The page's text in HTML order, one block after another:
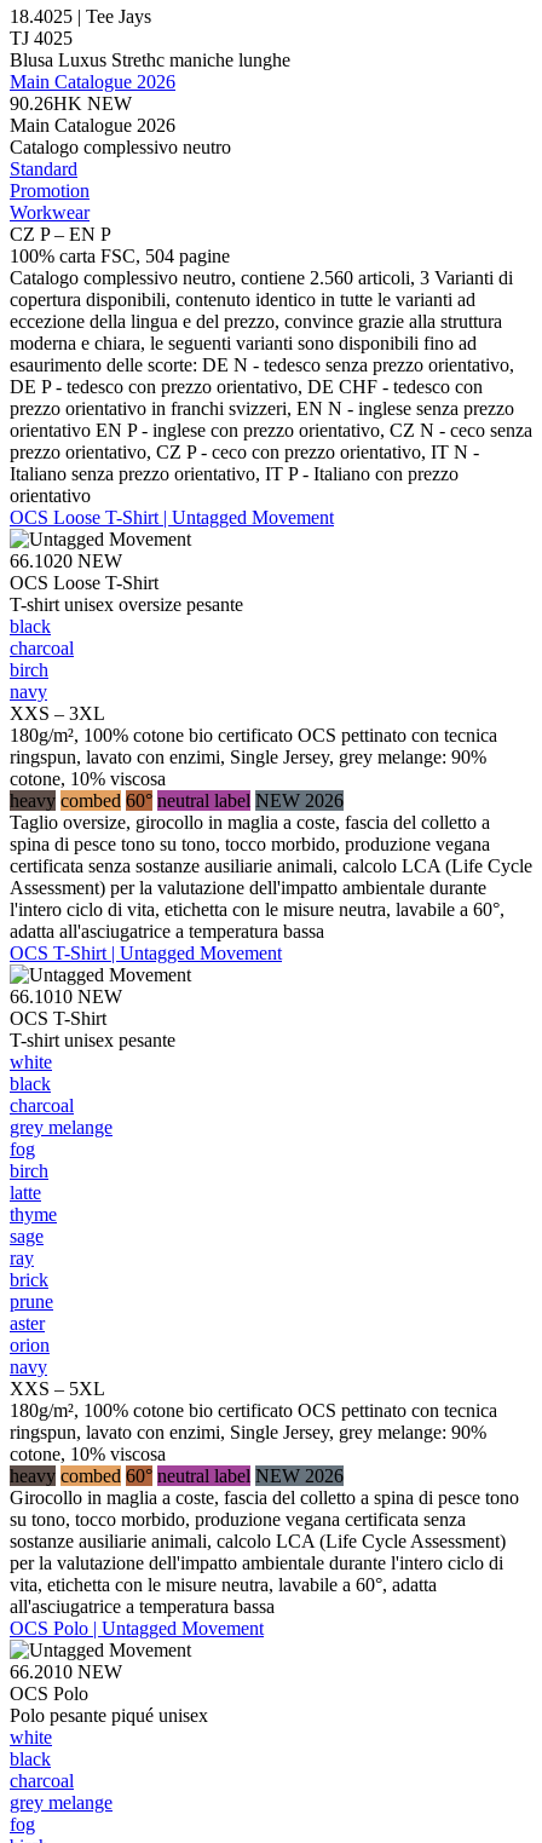
18.4025 | Tee Jays
TJ 4025
Blusa Luxus Strethc maniche lunghe
Main Catalogue 2026
90.26HK NEW
Main Catalogue 2026
Catalogo complessivo neutro
Standard
Promotion
Workwear
CZ P – EN P
100% carta FSC, 504 pagine
Catalogo complessivo neutro, contiene 2.560 articoli, 3 Varianti di
copertura disponibili, contenuto identico in tutte le varianti ad
eccezione della lingua e del prezzo, convince grazie alla struttura
moderna e chiara, le seguenti varianti sono disponibili fino ad
esaurimento delle scorte: DE N - tedesco senza prezzo orientativo,
DE P - tedesco con prezzo orientativo, DE CHF - tedesco con
prezzo orientativo in franchi svizzeri, EN N - inglese senza prezzo
orientativo EN P - inglese con prezzo orientativo, CZ N - ceco senza
prezzo orientativo, CZ P - ceco con prezzo orientativo, IT N -
Italiano senza prezzo orientativo, IT P - Italiano con prezzo
orientativo
OCS Loose T-Shirt | Untagged Movement
66.1020 NEW
OCS Loose T-Shirt
T-shirt unisex oversize pesante
black
charcoal
birch
navy
XXS – 3XL
180g/m², 100% cotone bio certificato OCS pettinato con tecnica
ringspun, lavato con enzimi, Single Jersey, grey melange: 90%
cotone, 10% viscosa
heavy combed 60° neutral label NEW 2026
Taglio oversize, girocollo in maglia a coste, fascia del colletto a
spina di pesce tono su tono, tocco morbido, produzione vegana
certificata senza sostanze ausiliarie animali, calcolo LCA (Life Cycle
Assessment) per la valutazione dell'impatto ambientale durante
l'intero ciclo di vita, etichetta con le misure neutra, lavabile a 60°,
adatta all'asciugatrice a temperatura bassa
OCS T-Shirt | Untagged Movement
66.1010 NEW
OCS T-Shirt
T-shirt unisex pesante
white
black
charcoal
grey melange
fog
birch
latte
thyme
sage
ray
brick
prune
aster
orion
navy
XXS – 5XL
180g/m², 100% cotone bio certificato OCS pettinato con tecnica
ringspun, lavato con enzimi, Single Jersey, grey melange: 90%
cotone, 10% viscosa
heavy combed 60° neutral label NEW 2026
Girocollo in maglia a coste, fascia del colletto a spina di pesce tono
su tono, tocco morbido, produzione vegana certificata senza
sostanze ausiliarie animali, calcolo LCA (Life Cycle Assessment)
per la valutazione dell'impatto ambientale durante l'intero ciclo di
vita, etichetta con le misure neutra, lavabile a 60°, adatta
all'asciugatrice a temperatura bassa
OCS Polo | Untagged Movement
66.2010 NEW
OCS Polo
Polo pesante piqué unisex
white
black
charcoal
grey melange
fog